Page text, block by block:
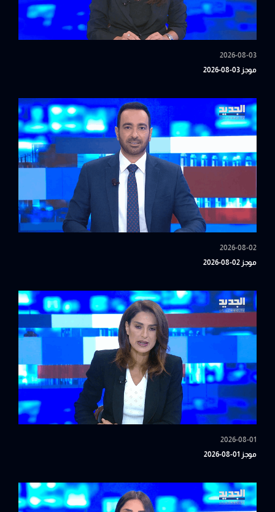
2026-08-03
موجز 03-08-2026
2026-08-02
موجز 02-08-2026
2026-08-01
موجز 01-08-2026